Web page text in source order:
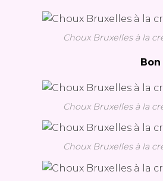
Choux Bruxelles à la
Choux Bruxelles à la
Choux Bruxelles à la